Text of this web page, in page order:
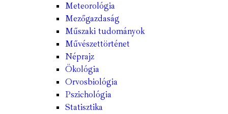
Meteorológia
Mezőgazdaság
Műszaki tudományok
Művészettörténet
Néprajz
Ökológia
Orvosbiológia
Pszichológia
Statisztika